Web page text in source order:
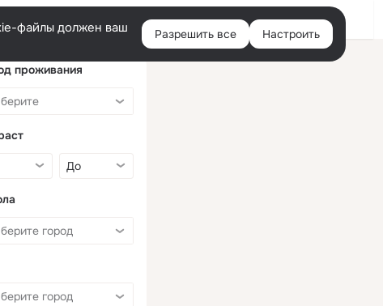
Войти
файлы должен ваш
Разрешить все Настроить
проживания